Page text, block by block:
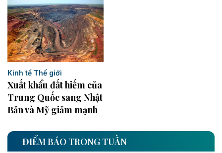
Kinh tế Thế giới
Xuất khẩu đất hiếm của
Trung Quốc sang Nhật
Bản và Mỹ giảm mạnh
ĐIỂM BÁO TRONG TUẦN